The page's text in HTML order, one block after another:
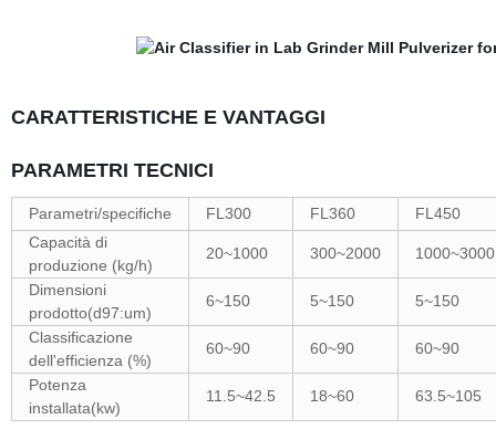
CARATTERISTICHE E VANTAGGI
PARAMETRI TECNICI
Parametri/specifiche FL300 FL360
FL450
Capacità di
produzione (kg/h)
20~1000 300~2000 1000~3000
Dimensioni
prodotto(d97:um)
6~150 5~150 5~150
Classificazione
dell'efficienza (%)
60~90 60~90 60~90
Potenza
installata(kw)
11.5~42.5 18~60 63.5~105